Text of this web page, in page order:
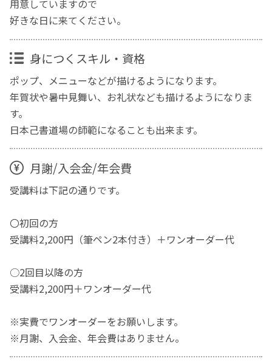
用意していますので
好きな日に来てください。
身につくスキル・資格
ポップ、メニューなどが描けるようになります。
年賀状や暑中見舞い、お礼状なども描けるようになりま
す。
日本己書道場の師範になることも出来ます。
月謝/入会金/年会費
受講料は下記の通りです。
〇初回の方
受講料2,200円（筆ペン2本付き）＋ワンオーダー代
○2回目以降の方
受講料2,200円＋ワンオーダー代
※実費でワンオーダーをお願いします。
※月謝、入会金、年会費はありません。